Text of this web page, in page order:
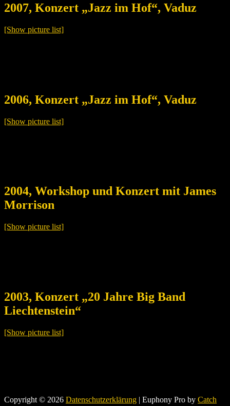
2007, Konzert „Jazz im Hof“, Vaduz
[Show picture list]
2006, Konzert „Jazz im Hof“, Vaduz
[Show picture list]
2004, Workshop und Konzert mit James
Morrison
[Show picture list]
2003, Konzert „20 Jahre Big Band
Liechtenstein“
[Show picture list]
Copyright © 2026 Datenschutzerklärung Euphony Pro by Catch